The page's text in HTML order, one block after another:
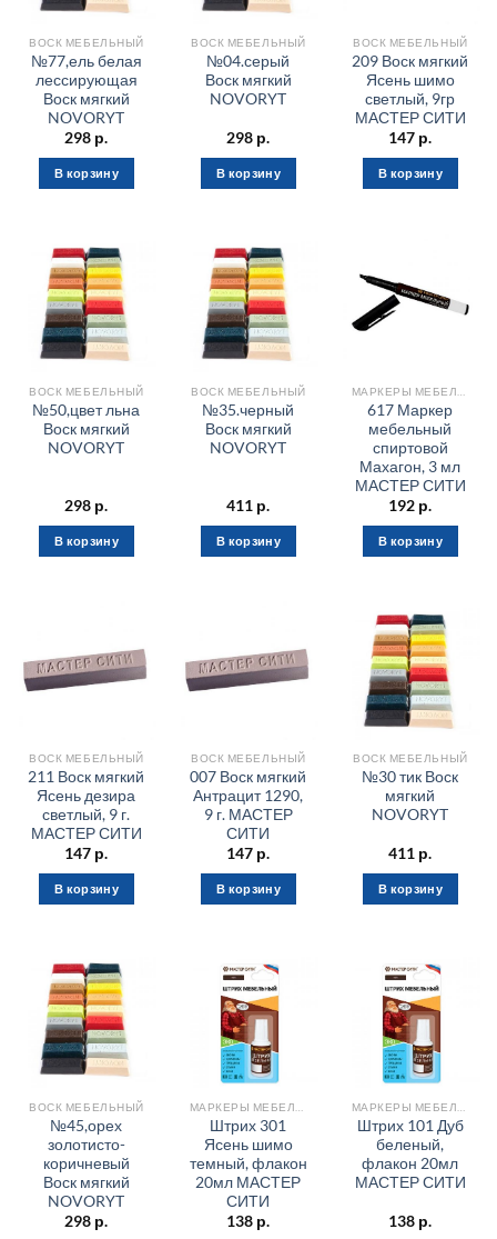
ВОСК МЕБЕЛЬНЫЙ
№77,ель белая
лессирующая
Воск мягкий
NOVORYT
298 р.
В корзину
ВОСК МЕБЕЛЬНЫЙ
№04.серый
Воск мягкий
NOVORYT
298 р.
В корзину
ВОСК МЕБЕЛЬНЫЙ
209 Воск мягкий
Ясень шимо
светлый, 9гр
МАСТЕР СИТИ
147 р.
В корзину
ВОСК МЕБЕЛЬНЫЙ
№50,цвет льна
Воск мягкий
NOVORYT
298 р.
В корзину
ВОСК МЕБЕЛЬНЫЙ
№35.черный
Воск мягкий
NOVORYT
411 р.
В корзину
617 Маркер
мебельный
спиртовой
Махагон, 3 мл
МАСТЕР СИТИ
192 р.
В корзину
ВОСК МЕБЕЛЬНЫЙ
211 Воск мягкий
Ясень дезира
светлый, 9 г.
МАСТЕР СИТИ
147 р.
В корзину
ВОСК МЕБЕЛЬНЫЙ
007 Воск мягкий
Антрацит 1290,
9 г. МАСТЕР
СИТИ
147 р.
В корзину
ВОСК МЕБЕЛЬНЫЙ
№30 тик Воск
мягкий
NOVORYT
411 р.
В корзину
ВОСК МЕБЕЛЬНЫЙ
№45,орех
золотисто-
коричневый
Воск мягкий
NOVORYT
298 р.
Штрих 301
Ясень шимо
темный, флакон
20мл МАСТЕР
СИТИ
138 р.
Штрих 101 Дуб
беленый,
флакон 20мл
МАСТЕР СИТИ
138 р.